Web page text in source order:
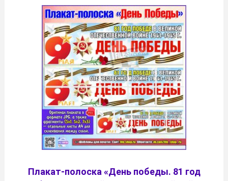
Плакат-полоска «День победы. 81 год